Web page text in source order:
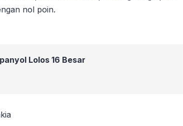
nol poin.
Lolos 16 Besar